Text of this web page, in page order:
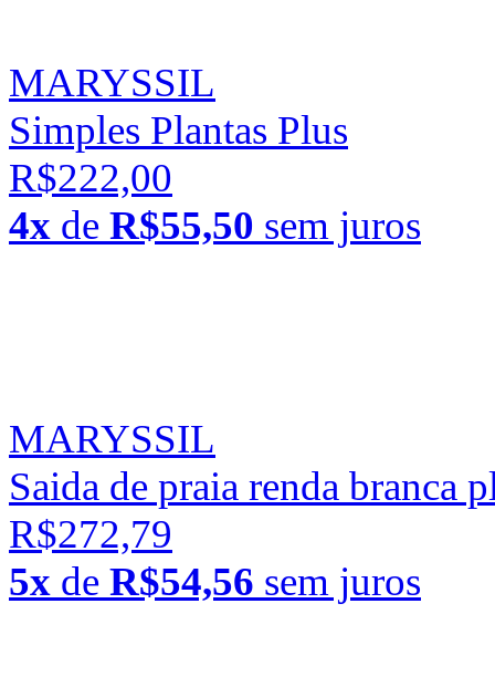
MARYSSIL
Simples Plantas Plus
R$222,00
4x de R$55,50 sem juros
MARYSSIL
Saida de praia renda branca
R$272,79
5x de R$54,56 sem juros